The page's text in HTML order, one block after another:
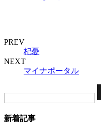
PREV
杞憂
NEXT
マイナポータル
新着記事